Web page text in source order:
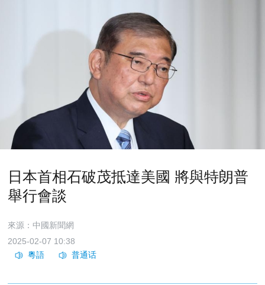
日本首相石破茂抵達美國 將與特朗普
舉行會談
來源：中國新聞網
2025-02-07 10:38